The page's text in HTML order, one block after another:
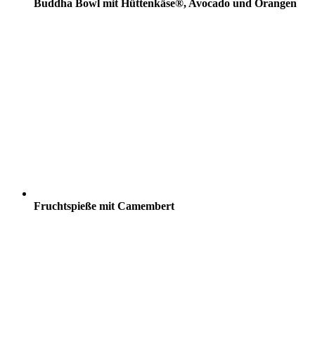
Buddha Bowl mit Hüttenkäse®, Avocado und Orangen
Fruchtspieße mit Camembert